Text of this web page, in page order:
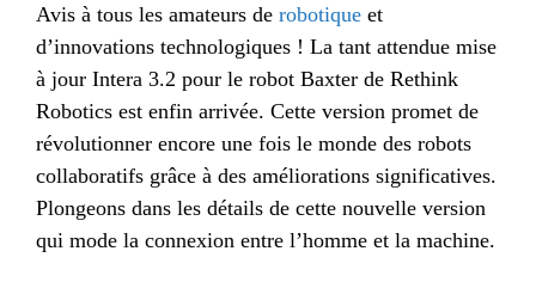
Avis à tous les amateurs de robotique et
d’innovations technologiques ! La tant attendue mise
à jour Intera 3.2 pour le robot Baxter de Rethink
Robotics est enfin arrivée. Cette version promet de
révolutionner encore une fois le monde des robots
collaboratifs grâce à des améliorations significatives.
Plongeons dans les détails de cette nouvelle version
qui mode la connexion entre l’homme et la machine.